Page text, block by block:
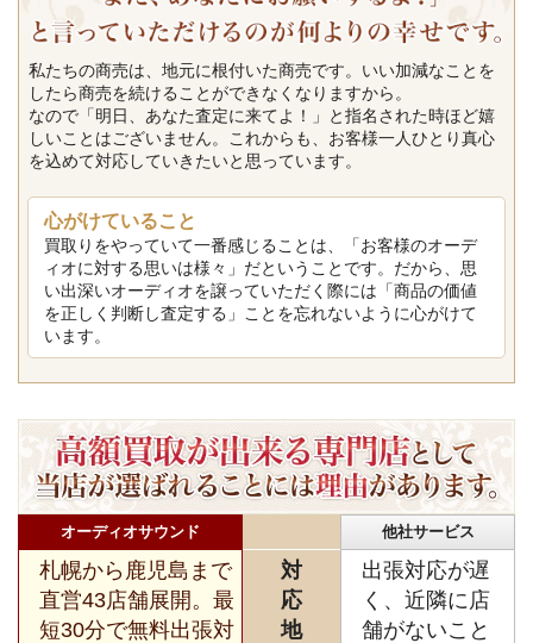
私たちの商売は、地元に根付いた商売です。いい加減なことを
したら商売を続けることができなくなりますから。
なので「明日、あなた査定に来てよ！」と指名された時ほど嬉
しいことはございません。これからも、お客様一人ひとり真心
を込めて対応していきたいと思っています。
心がけていること
買取りをやっていて一番感じることは、「お客様のオーデ
ィオに対する思いは様々」だということです。だから、思
い出深いオーディオを譲っていただく際には「商品の価値
を正しく判断し査定する」ことを忘れないように心がけて
います。
オーディオサウンド 他社サービス
札幌から鹿児島まで
直営43店舗展開。最
短30分で無料出張対
対
応
地
出張対応が遅
く、近隣に店
舗がないこと